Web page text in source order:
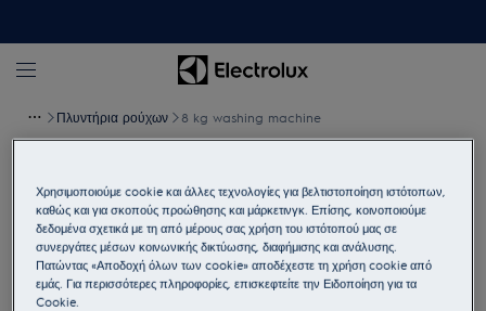
Πλυντήρια ρούχων 8 kg washing machine
Πλυντήρια ρούχων 8kg
Καθαρίστε και φροντίστε τα ρούχα σας χρησιμοποιώντας ένα
πλυντήριο ρούχων 8 κιλών, αρκετά μεγάλο για όλες τις ανάγκες
σας. Τα υψηλής απόδοσης, ενεργειακά αποδοτικά μηχανήματα
προσφέρουν κάθε φορά εξαιρετικά αποτελέσματα.
Χρησιμοποιούμε cookie και άλλες τεχνολογίες για βελτιστοποίηση ιστότοπων,
καθώς και για σκοπούς προώθησης και μάρκετινγκ. Επίσης, κοινοποιούμε
δεδομένα σχετικά με τη από μέρους σας χρήση του ιστότοπού μας σε
συνεργάτες μέσων κοινωνικής δικτύωσης, διαφήμισης και ανάλυσης.
Πατώντας «Αποδοχή όλων των cookie» αποδέχεστε τη χρήση cookie από
εμάς. Για περισσότερες πληροφορίες, επισκεφτείτε την Ειδοποίηση για τα
Cookie.